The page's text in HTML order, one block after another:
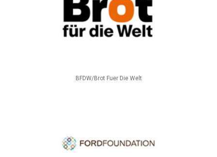
BFDW/Brot Fuer Die Welt